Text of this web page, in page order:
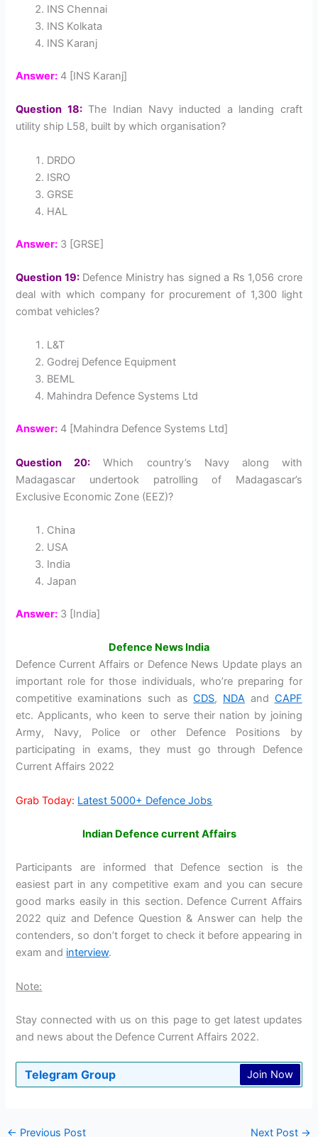
INS Chennai
INS Kolkata
INS Karanj
Answer: 4 [INS Karanj]
Question 18:The Indian Navy inducted a landing craft
utility ship L58, built by which organisation?
DRDO
ISRO
GRSE
HAL
Answer: 3 [GRSE]
Question 19: Defence Ministry has signed a Rs 1,056 crore
deal with which company for procurement of 1,300 light
combat vehicles?
L&T
Godrej Defence Equipment
BEML
Mahindra Defence Systems Ltd
Answer: 4 [Mahindra Defence Systems Ltd]
Question 20: Which country’s Navy along with
Madagascar undertook patrolling of Madagascar’s
Exclusive Economic Zone (EEZ)?
China
USA
India
Japan
Answer: 3 [India]
Defence News India
Defence Current Affairs or Defence News Update plays an
important role for those individuals, who’re preparing for
competitive examinations such asCDS, NDA and CAPF
etc. Applicants, who keen to serve their nation by joining
Army, Navy, Police or other Defence Positions by
participating in exams, they must go through Defence
Current Affairs 2022
Grab Today: Latest 5000+ Defence Jobs
Indian Defence current Affairs
Participants are informed that Defence section is the
easiest part in any competitive exam and you can secure
good marks easily in this section. Defence Current Affairs
2022 quiz and Defence Question & Answer can help the
contenders, so don’t forget to check it before appearing in
exam and interview.
Note:
Stay connected with us on this page to get latest updates
and news about the Defence Current Affairs 2022.
Telegram Group Join Now
← Previous Post Next Post →